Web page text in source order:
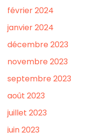
février 2024
janvier 2024
décembre 2023
novembre 2023
septembre 2023
août 2023
juillet 2023
juin 2023